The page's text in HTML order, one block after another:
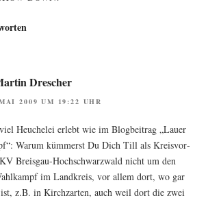
Drescher
2009 UM 19:22 UHR
Heu­che­lei erlebt wie im Blog­bei­trag „Lau­er
War­um küm­merst Du Dich Till als Kreis­vor­
Breis­gau-Hoch­schwarz­wald nicht um den
im Land­kreis, vor allem dort, wo gar
z.B. in Kirch­zar­ten, auch weil dort die zwei